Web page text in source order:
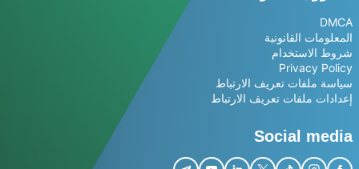
DMCA
المعلومات القانونية
شروط الاستخدام
Privacy Policy
سياسة ملفات تعريف الارتباط
إعدادات ملفات تعريف الارتباط
Social media